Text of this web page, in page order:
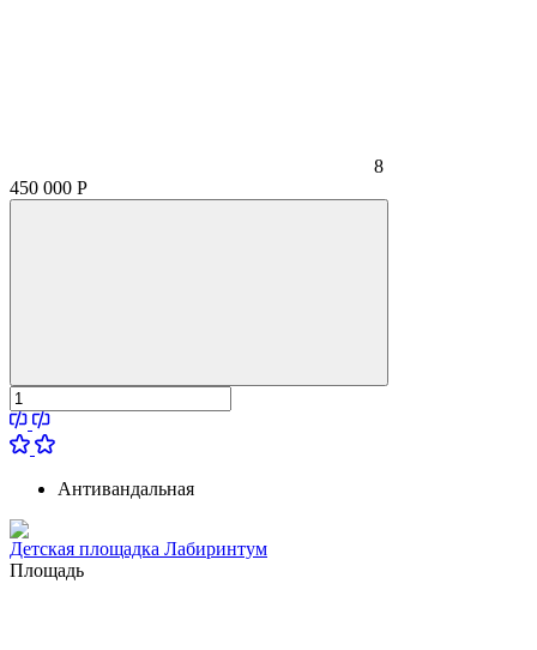
8
450 000 Р
Антивандальная
Детская площадка Лабиринтум
Площадь